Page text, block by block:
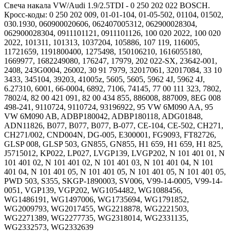
Свеча накала VW/Audi 1.9/2.5TDI - 0 250 202 022 BOSCH.
Кросс-коды: 0 250 202 009, 01-01-104, 01-05-502, 01104, 01502,
030.1930, 060900020606, 062407005312, 062900028304,
062900028304, 0911101121, 0911101126, 100 020 2022, 100 020
2022, 101311, 101313, 1037204, 105886, 107 119, 116005,
11721659, 1191800400, 1275498, 150106210, 1616055180,
1669977, 1682249080, 176247, 17979, 202 022-SX, 23642-001,
2408, 243G0004, 26002, 30 91 7979, 32017061, 32017084, 33 10
3433, 345104, 39203, 41005z, 5605, 5605, 5962 4J, 5962 4J,
6.27310, 6001, 66-0004, 6892, 7106, 74145, 77 00 111 323, 7802,
7802/4, 82 00 421 091, 82 00 434 855, 886008, 887009, 8EG 008
498-241, 9110724, 9110724, 93196922, 95 VW 6M090 AA, 95
VW 6M090 AB, ADBP180042, ADBP180118, ADG01848,
ADN11826, B077, B077, B077, B-077, CE-104, CE-502, CH271,
CH271/002, CND004N, DG-005, E300001, FG9093, FT82726,
GLSP 008, GLSP 503, GN855, GN855, H1 659, H1 659, H1 825,
J5715012, KP022, LP027, LVGP139, LVGP202, N 101 401 01, N
101 401 02, N 101 401 02, N 101 401 03, N 101 401 04, N 101
401 04, N 101 401 05, N 101 401 05, N 101 401 05, N 101 401 05,
PWD 503, S355, SKGP-1890003, SV006, V99-14-0005, V99-14-
0051, VGP139, VGP202, WG1054482, WG1088456,
WG1486191, WG1497006, WG1735694, WG1791852,
WG2009793, WG2017455, WG2218878, WG2221503,
WG2271389, WG2277735, WG2318014, WG2331135,
WG2332573, WG2332639